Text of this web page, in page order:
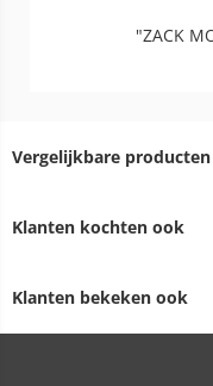
"ZACK
Vergelijkbare producten
Klanten kochten ook
Klanten bekeken ook